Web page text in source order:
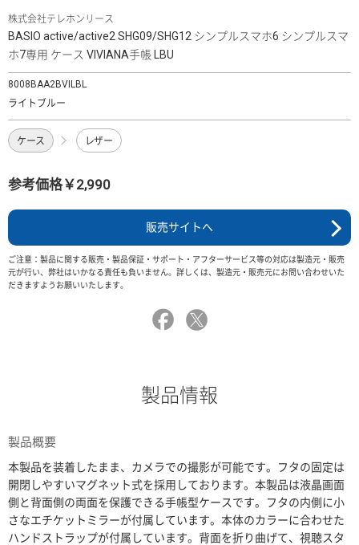
株式会社テレホンリース
BASIO active/active2 SHG09/SHG12 シンプルスマホ6 シンプルスマ
ホ7専用 ケース VIVIANA手帳 LBU
8008BAA2BVILBL
ライトブルー
ケース レザー
参考価格￥2,990
販売サイトへ
ご注意：製品に関する販売・製品保証・サポート・アフターサービス等の対応は製造元・販売
元が行い、弊社はいかなる責任も負いません。詳しくは、製造元・販売元にお問い合わせいた
だきますようお願いいたします。
製品情報
製品概要
本製品を装着したまま、カメラでの撮影が可能です。フタの固定は
開閉しやすいマグネット式を採用しております。本製品は液晶画面
側と背面側の両面を保護できる手帳型ケースです。フタの内側に小
さなエチケットミラーが付属しています。本体のカラーに合わせた
ハンドストラップが付属しています。背面を折り曲げて、視聴スタ